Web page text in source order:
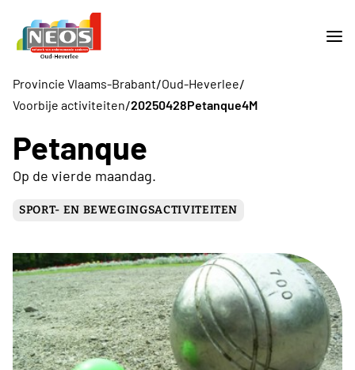
Provincie Vlaams-Brabant/Oud-Heverlee/
Voorbije activiteiten/20250428Petanque4M
Petanque
Op de vierde maandag.
SPORT- EN BEWEGINGSACTIVITEITEN